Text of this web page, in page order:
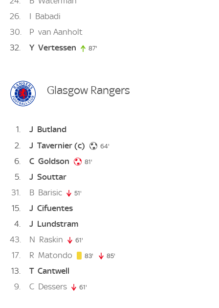
26
I Babadi
30
P van Aanholt
32
Y Vertessen 87'
Glasgow Rangers
1 J Butland
2
J Tavernier (c) 64'
6 C Goldson 81'
5 J Souttar
31
B Barisic 51'
15 J Cifuentes
4
J Lundstram
43
N Raskin 61'
17 R Matondo 83' 83. minute
85'
13 T Cantwell
9
C Dessers 61'